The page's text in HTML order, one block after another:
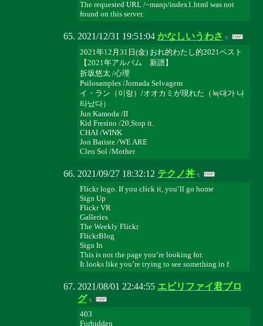
The requested URL /~manp/index1.html was not
found on this server.
2021/12/31 19:51:04 かなしいうわさ
2021年12月31日(金) おれ的わたし的2021ベスト
【2021年アルバム 新譜】
折坂悠太 /心理
Psilosamples /Jornada Selvagem
イ・ラン（이랑）/オオカミが現れた（늑대가 나
타났다）
Jun Kamoda /II
Kid Fresino /20,Stop it.
CHAI /WINK
Jon Batiste /WE ARE
Cleo Sol /Mother
2021/09/27 18:32:12 テクノ丼
Flickr logo. If you click it, you’ll go home
Sign Up
Flickr VR
Galleries
The Weekly Flickr
FlickrBlog
Sign In
This is not the page you’re looking for.
It looks like you’re trying to see something in f
2021/08/01 22:44:55 エビリファイ君ブロ
グ
403
Forbidden